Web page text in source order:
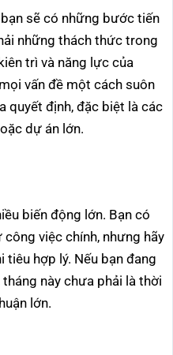
sẽ có những bước tiến
những thách thức trong
trì và năng lực của
vấn đề một cách suôn
quyết định, đặc biệt là các
dự án lớn.
biến động lớn. Bạn có
việc chính, nhưng hãy
hợp lý. Nếu bạn đang
này chưa phải là thời
lớn.